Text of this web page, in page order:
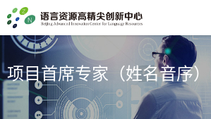
项目首席专家（姓名音序）